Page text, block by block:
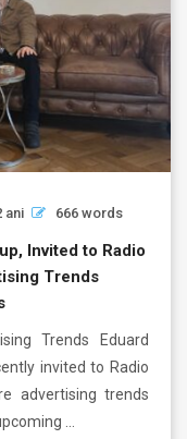
ani 666 words
Invited to Radio
Trends
Trends Eduard
invited to Radio
advertising trends
…